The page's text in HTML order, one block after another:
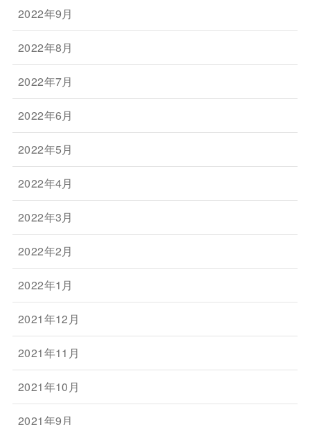
2022年9月
2022年8月
2022年7月
2022年6月
2022年5月
2022年4月
2022年3月
2022年2月
2022年1月
2021年12月
2021年11月
2021年10月
2021年9月